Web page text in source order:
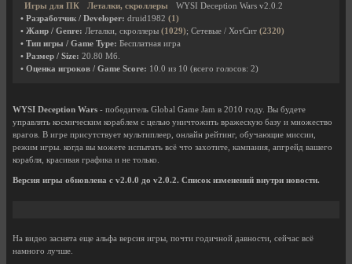
Игры для ПК
Леталки, скроллеры
WYSI Deception Wars v2.0.2
• Разработчик / Developer: druid1982 (1)
• Жанр / Genre: Леталки, скроллеры (1029); Сетевые / ХотСит (2320)
• Тип игры / Game Type: Бесплатная игра
• Размер / Size: 20.80 Мб.
• Оценка игроков / Game Score: 10.0 из 10 (всего голосов: 2)
WYSI Deception Wars - победитель Global Game Jam в 2010 году. Вы будете
управлять космическим кораблем с целью уничтожить вражескую базу и множество
врагов. В игре присутствует мультиплеер, онлайн рейтинг, обучающие миссии,
режим игры. когда вы можете испытать всё что захотите, кампания, апгрейд вашего
корабля, красивая графика и не только.
Версия игры обновлена с v2.0.0 до v2.0.2. Список изменений внутри новости.
На видео заснята еще альфа версия игры, почти годичной давности, сейчас всё
намного лучше.